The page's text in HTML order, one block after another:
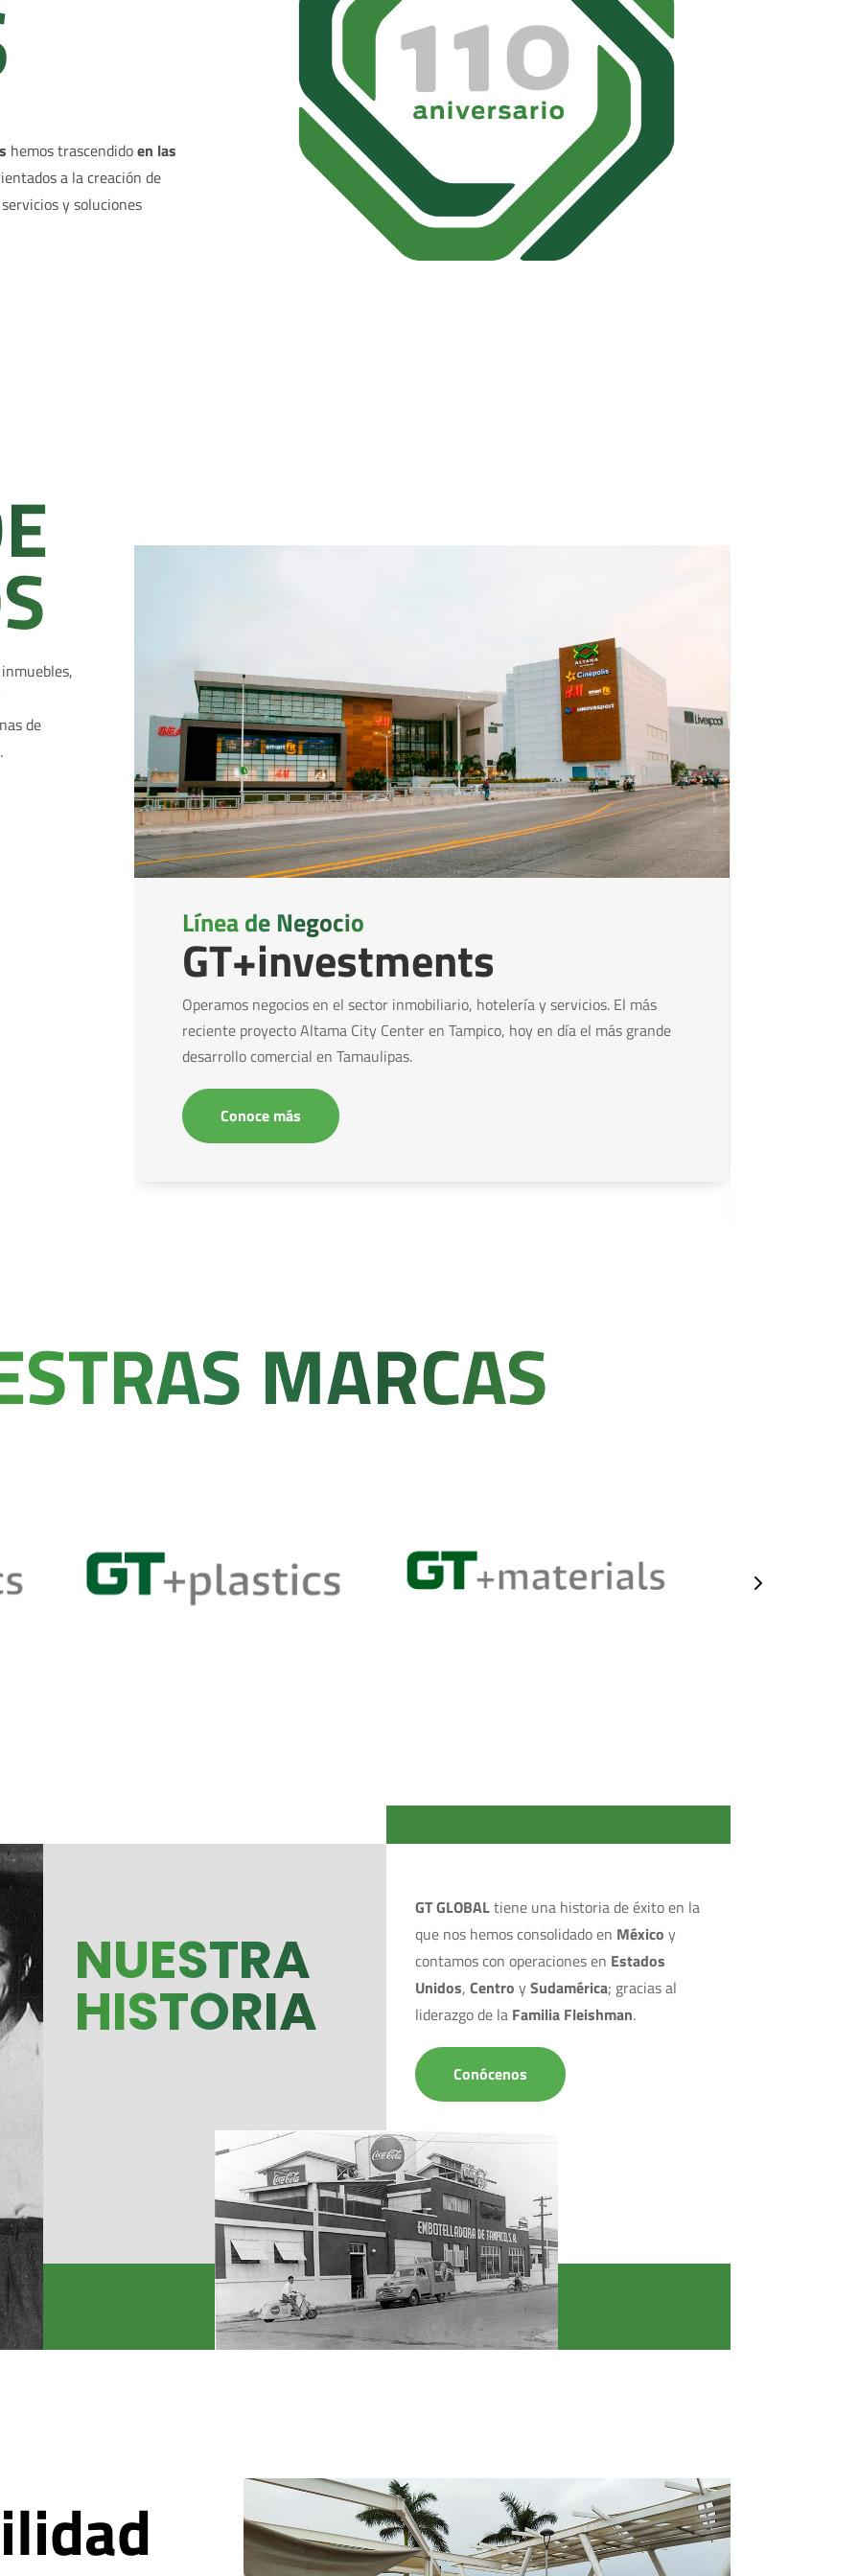
hemos trascendidoen las
a la creación de
y soluciones
de
.
Línea de Negocio
GT+investments
Operamos negocios en el sector inmobiliario, hotelería y servicios. El más
reciente proyecto Altama City Center en Tampico, hoy en día el más grande
desarrollo comercial en Tamaulipas.
Conoce más
MARCAS
5
NUESTRA
HISTORIA
GT GLOBALtiene una historia de éxito en la
que nos hemos consolidado en México y
contamos con operaciones en Estados
Unidos,Centro ySudamérica; gracias al
liderazgo de la Familia Fleishman.
Conócenos